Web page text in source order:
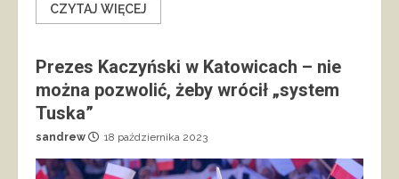
CZYTAJ WIĘCEJ
Prezes Kaczyński w Katowicach – nie
można pozwolić, żeby wrócił „system
Tuska”
sandrew 18 października 2023